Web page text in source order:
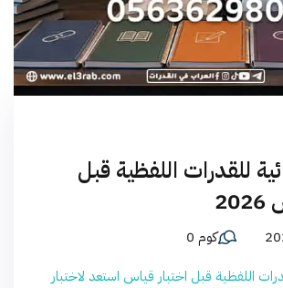
للقدرات اللفظية قبل
كوم 0
اللفظية قبل اختبار قياس استعد لاختبار